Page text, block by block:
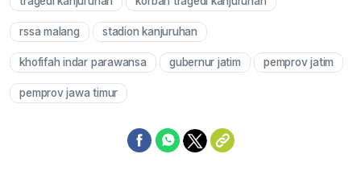
rssa malang stadion kanjuruhan
khofifah indar parawansa gubernur jatim pemprov jatim
pemprov jawa timur